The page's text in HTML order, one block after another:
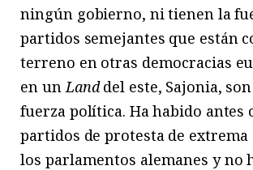
ningún gobierno, ni tienen la
partidos semejantes que están
terreno en otras democracias
en un Landdel este, Sajonia,
fuerza política. Ha habido antes
partidos de protesta de extrema
los parlamentos alemanes y no